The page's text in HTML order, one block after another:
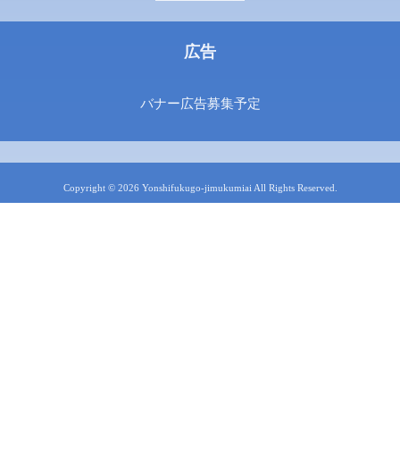
広告
バナー広告募集予定
Copyright © 2026 Yonshifukugo-jimukumiai All Rights Reserved.